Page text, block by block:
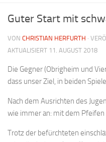
Guter Start mit
VON CHRISTIAN HERFURTH ·
AKTUALISIERT 11. AUGUST 2018
Die Gegner (Obrigheim und
dass unser Ziel, in beiden
Nach dem Ausrichten des
wie immer an: mit dem Pfeifen
Trotz der befürchteten